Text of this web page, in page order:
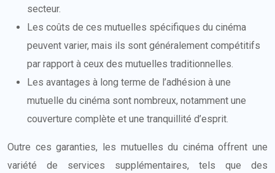
secteur.
Les coûts de ces mutuelles spécifiques du cinéma
peuvent varier, mais ils sont généralement compétitifs
par rapport à ceux des mutuelles traditionnelles.
Les avantages à long terme de l’adhésion à une
mutuelle du cinéma sont nombreux, notamment une
couverture complète et une tranquillité d’esprit.
Outre ces garanties, les mutuelles du cinéma offrent une
variété de services supplémentaires, tels que des